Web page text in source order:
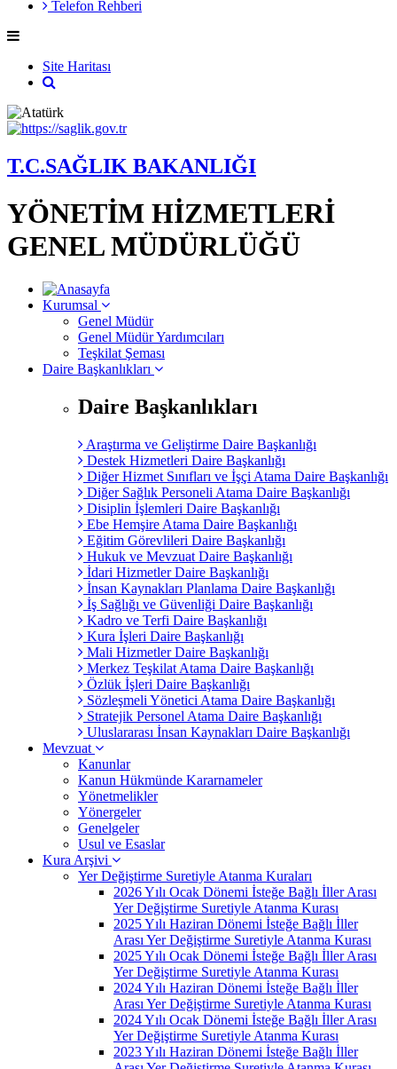
Telefon Rehberi
Site Haritası
T.C.SAĞLIK BAKANLIĞI
YÖNETİM HİZMETLERİ
GENEL MÜDÜRLÜĞÜ
Kurumsal
Genel Müdür
Genel Müdür Yardımcıları
Teşkilat Şeması
Daire Başkanlıkları
Daire Başkanlıkları
Araştırma ve Geliştirme Daire Başkanlığı
Destek Hizmetleri Daire Başkanlığı
Diğer Hizmet Sınıfları ve İşçi Atama Daire Başkanlığı
Diğer Sağlık Personeli Atama Daire Başkanlığı
Disiplin İşlemleri Daire Başkanlığı
Ebe Hemşire Atama Daire Başkanlığı
Eğitim Görevlileri Daire Başkanlığı
Hukuk ve Mevzuat Daire Başkanlığı
İdari Hizmetler Daire Başkanlığı
İnsan Kaynakları Planlama Daire Başkanlığı
İş Sağlığı ve Güvenliği Daire Başkanlığı
Kadro ve Terfi Daire Başkanlığı
Kura İşleri Daire Başkanlığı
Mali Hizmetler Daire Başkanlığı
Merkez Teşkilat Atama Daire Başkanlığı
Özlük İşleri Daire Başkanlığı
Sözleşmeli Yönetici Atama Daire Başkanlığı
Stratejik Personel Atama Daire Başkanlığı
Uluslararası İnsan Kaynakları Daire Başkanlığı
Mevzuat
Kanunlar
Kanun Hükmünde Kararnameler
Yönetmelikler
Yönergeler
Genelgeler
Usul ve Esaslar
Kura Arşivi
Yer Değiştirme Suretiyle Atanma Kuraları
2026 Yılı Ocak Dönemi İsteğe Bağlı İller Arası
Yer Değiştirme Suretiyle Atanma Kurası
2025 Yılı Haziran Dönemi İsteğe Bağlı İller
Arası Yer Değiştirme Suretiyle Atanma Kurası
2025 Yılı Ocak Dönemi İsteğe Bağlı İller Arası
Yer Değiştirme Suretiyle Atanma Kurası
2024 Yılı Haziran Dönemi İsteğe Bağlı İller
Arası Yer Değiştirme Suretiyle Atanma Kurası
2024 Yılı Ocak Dönemi İsteğe Bağlı İller Arası
Yer Değiştirme Suretiyle Atanma Kurası
2023 Yılı Haziran Dönemi İsteğe Bağlı İller